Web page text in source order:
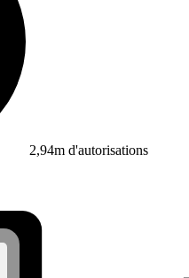
2,94m d'autorisations